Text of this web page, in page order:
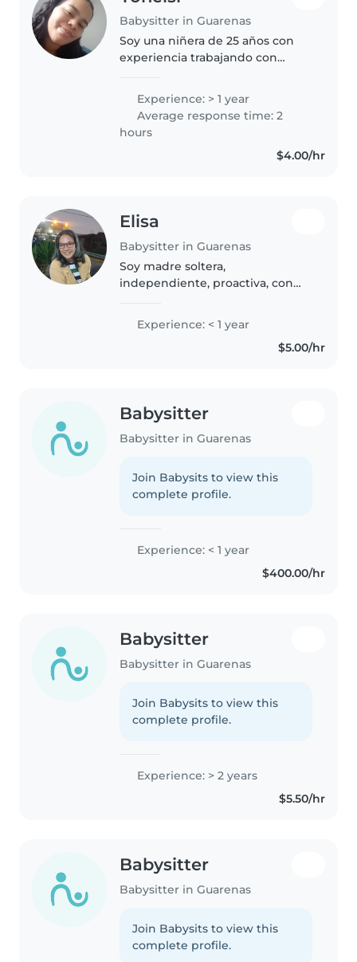
Babysitter in Guarenas
Soy una niñera de 25 años con
experiencia trabajando con
Soy responsable, paciente y
tengo un espíritu creativo.
Puedo ayudar con una variedad
Experience: > 1 year
Average response time: 2
hours
$4.00/hr
Elisa
Babysitter in Guarenas
Soy madre soltera,
independiente, proactiva, con
educación de infantes, me
gustan las tareas del hogar. Mis 2
hijas mayores en proceso de
Experience: < 1 year
$5.00/hr
Babysitter
Babysitter in Guarenas
Join Babysits to view this
complete profile.
Experience: < 1 year
$400.00/hr
Babysitter
Babysitter in Guarenas
Join Babysits to view this
complete profile.
Experience: > 2 years
$5.50/hr
Babysitter
Babysitter in Guarenas
Join Babysits to view this
complete profile.